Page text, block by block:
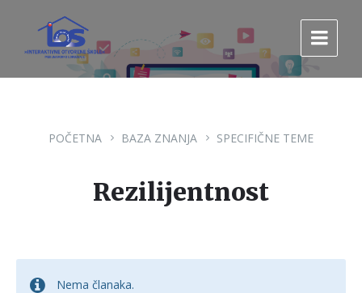
sadržaj
glavnu
navigaciju.
POČETNA BAZA ZNANJA SPECIFIČNE TEME
Rezilijentnost
Nema članaka.